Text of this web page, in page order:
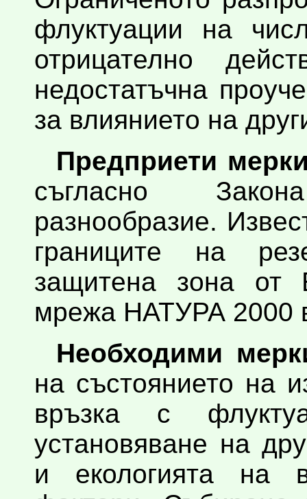
флуктуации на
отрицателно
недостатъчна
за влиянието на
Предприети
съгласно
разнообразие.
границите на
защитена зона от
мрежа НАТУРА 2000
Необходими
на състоянието на
връзка с
установяване на
и екологията на